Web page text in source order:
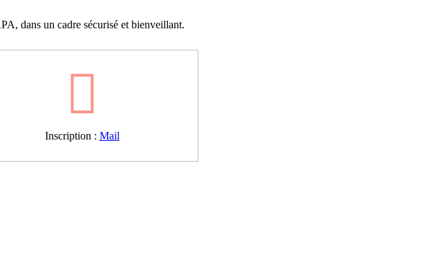
dans un cadre sécurisé et bienveillant.
Inscription : Mail